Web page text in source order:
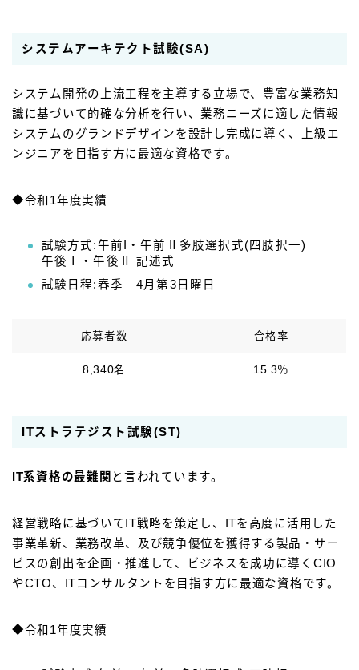
システムアーキテクト試験(SA)
システム開発の上流工程を主導する立場で、豊富な業務知
識に基づいて的確な分析を行い、業務ニーズに適した情報
システムのグランドデザインを設計し完成に導く、上級エ
ンジニアを目指す方に最適な資格です。
◆令和1年度実績
試験方式:午前I・午前Ⅱ多肢選択式(四肢択一)
午後Ⅰ・午後Ⅱ 記述式
試験日程:春季 4月第3日曜日
応募者数 合格率
8,340名 15.3％
ITストラテジスト試験(ST)
IT系資格の最難関 と言われています。
経営戦略に基づいてIT戦略を策定し、ITを高度に活用した
事業革新、業務改革、及び競争優位を獲得する製品・サー
ビスの創出を企画・推進して、ビジネスを成功に導くCIO
やCTO、ITコンサルタントを目指す方に最適な資格です。
◆令和1年度実績